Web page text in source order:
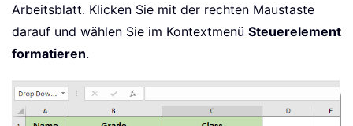
Arbeitsblatt. Klicken Sie mit der rechten Maustaste
darauf und wählen Sie im Kontextmenü Steuerelement
formatieren.